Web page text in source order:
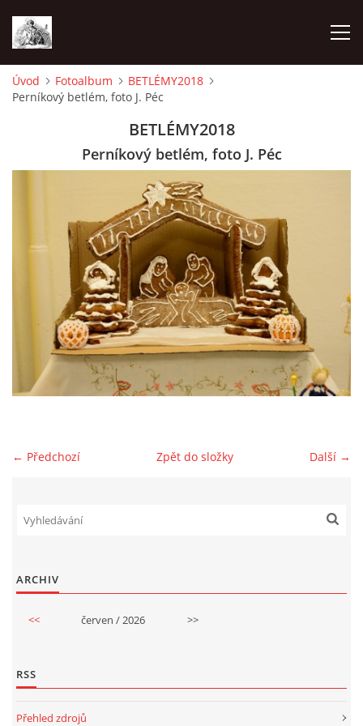
ÚVOD
KONTAKT
KOSTELY CHODOVSKÉ FARNOSTI
FOTOALBUM
GDPR
Úvod Fotoalbum
BETLÉMY2018
Perníkový betlém, foto J. Péc
BETLÉMY2018
Perníkový betlém, foto J. Péc
← Předchozí Další →
Zpět do složky
ARCHIV
<< červen / 2026 >>
RSS
Přehled zdrojů